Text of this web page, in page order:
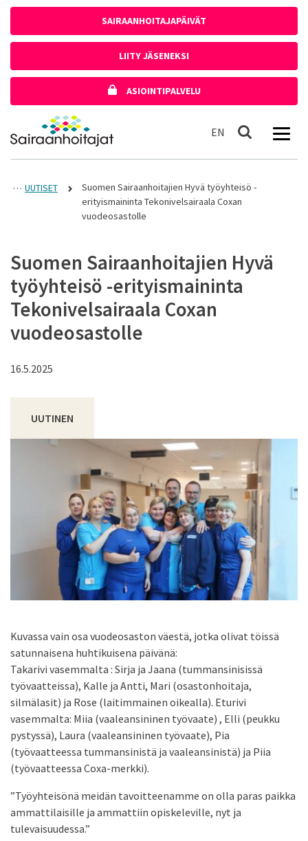
SAIRAANHOITAJAPÄIVÄT
LIITY JÄSENEKSI
ASIOINTIPALVELU
Etusivulle
EN In English
Haku
UUTISET
Suomen Sairaanhoitajien Hyvä työyhteisö -
erityismaininta Tekonivelsairaala Coxan
vuodeosastolle
Suomen Sairaanhoitajien Hyvä
työyhteisö -erityismaininta
Tekonivelsairaala Coxan
vuodeosastolle
16.5.2025
UUTINEN
Kuvassa vain osa vuodeosaston väestä, jotka olivat töissä
satunnaisena huhtikuisena päivänä:
Takarivi vasemmalta : Sirja ja Jaana (tummansinisissä
työvaatteissa), Kalle ja Antti, Mari (osastonhoitaja,
silmälasit) ja Rose (laitimmainen oikealla). Eturivi
vasemmalta: Miia (vaaleansininen työvaate) , Elli (peukku
pystyssä), Laura (vaaleansininen työvaate), Pia
(työvaatteessa tummansinistä ja vaaleansinistä) ja Piia
(työvaatteessa Coxa-merkki).
”Työyhteisönä meidän tavoitteenamme on olla paras paikka
ammattilaisille ja ammattiin opiskeleville, nyt ja
tulevaisuudessa.”